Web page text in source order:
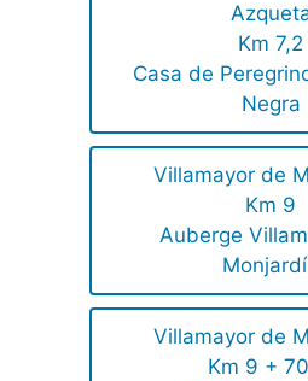
Km 7,2
Casa de
Negra
Villamayor de
Km 9
Auberge
Villamayor de
Km 9 +